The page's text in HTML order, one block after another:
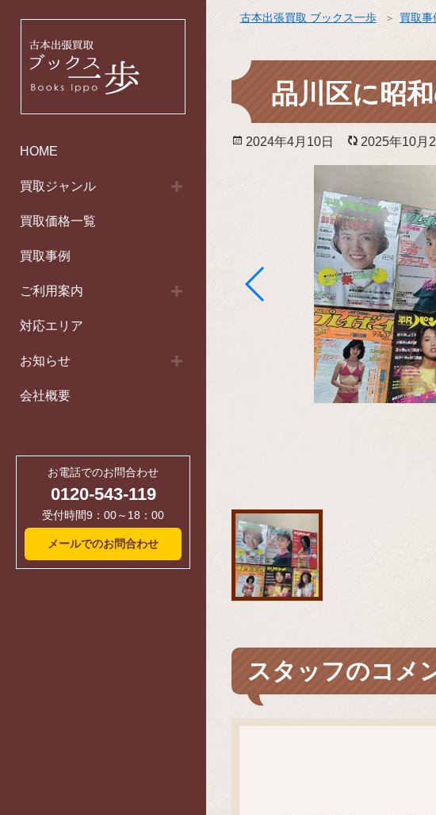
HOME
買取ジャンル
買取価格一覧
買取事例
ご利用案内
対応エリア
お知らせ
会社概要
お電話でのお問合わせ
0120-543-119
受付時間9：00～18：00
メールでのお問合わせ
古本出張買取 ブックス一歩 買取事
品川区に昭
投
2024年4月10日
更
新
2025年10月
スタッフのコメ